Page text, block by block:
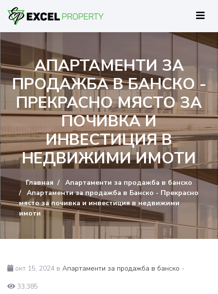
АПАРТАМЕНТИ ЗА
ПРОДАЖБА В БАНСКО -
ПРЕКРАСНО МЯСТО ЗА
ПОЧИВКА И
ИНВЕСТИЦИЯ В
НЕДВИЖИМИ ИМОТИ
Главная
Апартаменти за продажба в банско
Апартаменти за продажба в Банско - Прекрасно
място за почивка и инвестиция в недвижими
имоти
окт 15, 2024 в Апартаменти за продажба в банско -
33,385